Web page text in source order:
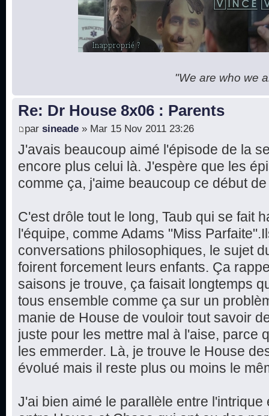
"We are who we
Re: Dr House 8x06 : Parents
par sineade » Mar 15 Nov 2011 23:26
J'avais beaucoup aimé l'épisode de la
encore plus celui là. J'espère que les
comme ça, j'aime beaucoup ce début
C'est drôle tout le long, Taub qui se fait
l'équipe, comme Adams "Miss
conversations philosophiques, le sujet
foirent forcement leurs enfants. Ça
saisons je trouve, ça faisait longtemps
tous ensemble comme ça sur un
manie de House de vouloir tout savoir
juste pour les mettre mal à l'aise, parce
les emmerder. Là, je trouve le House
évolué mais il reste plus ou moins le
J'ai bien aimé le parallèle entre